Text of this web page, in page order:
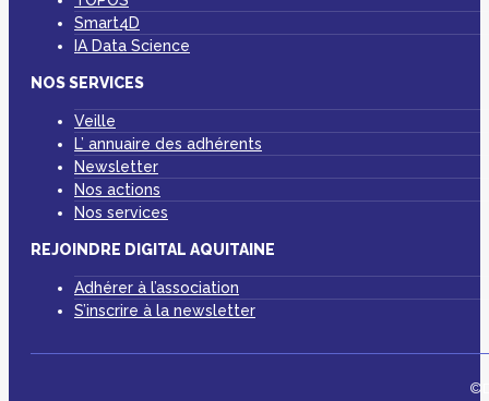
Smart4D
IA Data Science
NOS SERVICES
Veille
L’ annuaire des adhérents
Newsletter
Nos actions
Nos services
REJOINDRE DIGITAL AQUITAINE
Adhérer à l’association
S’inscrire à la newsletter